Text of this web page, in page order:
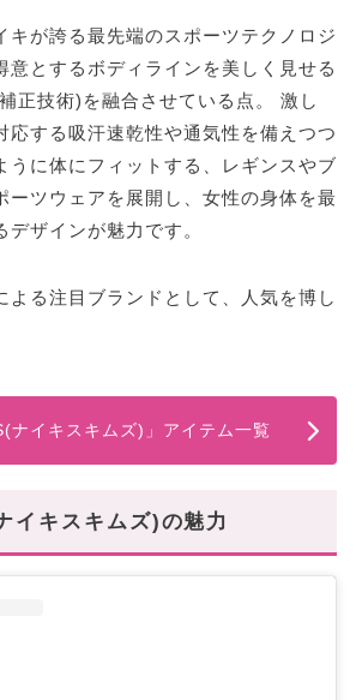
キが誇る最先端のスポーツテクノロジ
意とするボディラインを美しく見せる
正技術)を融合させている点。 激し
応する吸汗速乾性や通気性を備えつつ
うに体にフィットする、レギンスやブ
ーツウェアを展開し、女性の身体を最
デザインが魅力です。
よる注目ブランドとして、人気を博し
ナイキスキムズ)」アイテム一覧
イキスキムズ)の魅力